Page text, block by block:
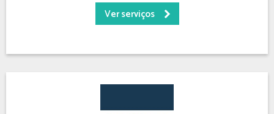
Ver serviços